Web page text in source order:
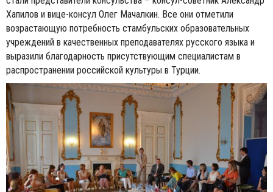
Хапилов и вице-консул Олег Мачалкин. Все они отметили
возрастающую потребность стамбульских образовательных
учреждений в качественных преподавателях русского языка и
выразили благодарность присутствующим специалистам в
распространении российской культуры в Турции.